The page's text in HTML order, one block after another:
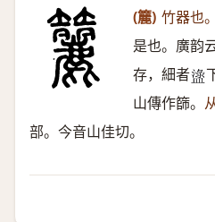
(籭) 竹器也
是也。廣韵
存，細者𥂖
山傳作篩。
部。今音山佳切。